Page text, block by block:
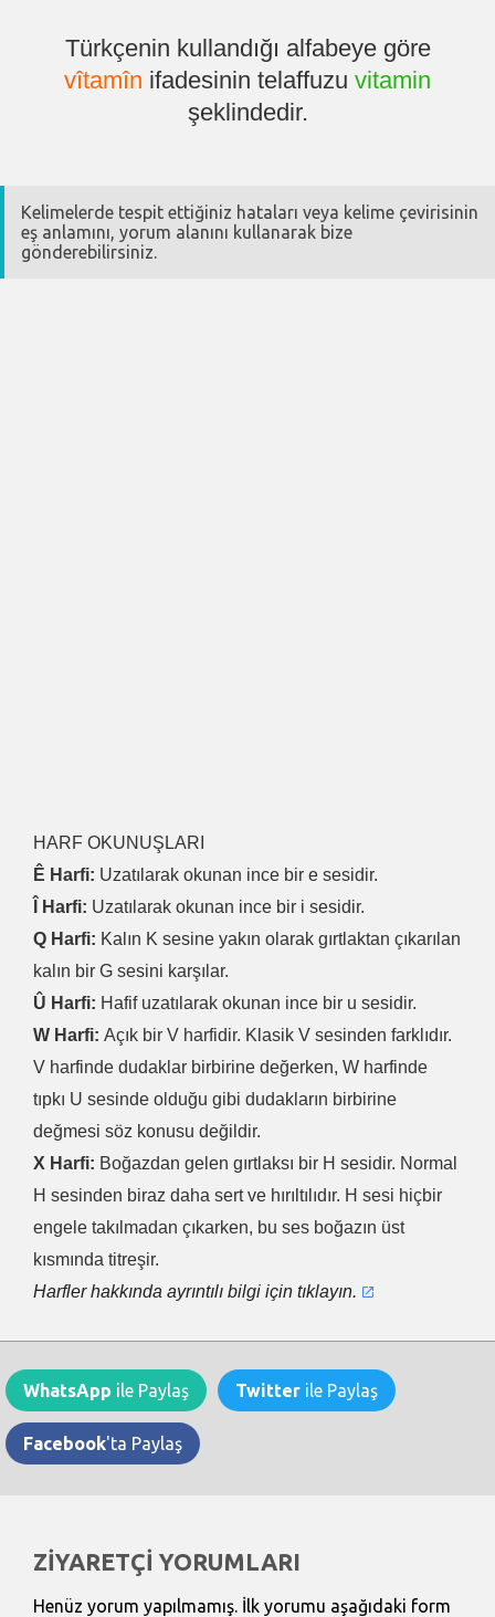
Türkçenin kullandığı alfabeye göre
vîtamîn ifadesinin telaffuzu vitamin
şeklindedir.
Kelimelerde tespit ettiğiniz hataları veya kelime çevirisinin
eş anlamını, yorum alanını kullanarak bize
gönderebilirsiniz.
HARF OKUNUŞLARI
Ê Harfi: Uzatılarak okunan ince bir e sesidir.
Î Harfi: Uzatılarak okunan ince bir i sesidir.
Q Harfi: Kalın K sesine yakın olarak gırtlaktan çıkarılan
kalın bir G sesini karşılar.
Û Harfi: Hafif uzatılarak okunan ince bir u sesidir.
W Harfi: Açık bir V harfidir. Klasik V sesinden farklıdır.
V harfinde dudaklar birbirine değerken, W harfinde
tıpkı U sesinde olduğu gibi dudakların birbirine
değmesi söz konusu değildir.
X Harfi: Boğazdan gelen gırtlaksı bir H sesidir. Normal
H sesinden biraz daha sert ve hırıltılıdır. H sesi hiçbir
engele takılmadan çıkarken, bu ses boğazın üst
kısmında titreşir.
Harfler hakkında ayrıntılı bilgi için tıklayın.
WhatsApp ile Paylaş Twitter ile Paylaş
Facebook'ta Paylaş
ZİYARETÇİ YORUMLARI
Henüz yorum yapılmamış. İlk yorumu aşağıdaki form